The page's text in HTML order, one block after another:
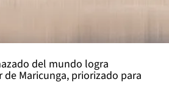
del mundo logra
Maricunga, priorizado para